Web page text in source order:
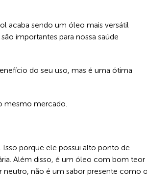
acaba sendo um óleo mais versátil
importantes para nossa saúde
do seu uso, mas é uma ótima
mesmo mercado.
porque ele possui alto ponto de
Além disso, é um óleo com bom teor
neutro, não é um sabor presente como